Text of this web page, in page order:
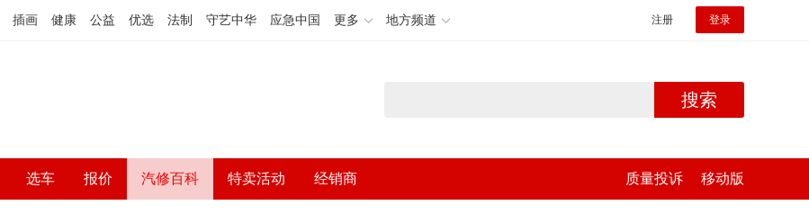
插画 健康 公益 优选 法制 守艺中华 应急中国 更多 地方频道 注册 登录
搜索
选车 报价 汽修百科 特卖活动 经销商 质量投诉 移动版